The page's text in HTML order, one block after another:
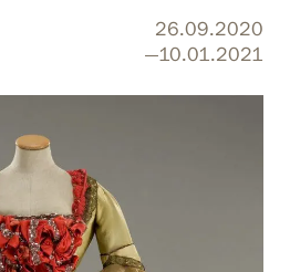
close
26.09.2020
—10.01.2021